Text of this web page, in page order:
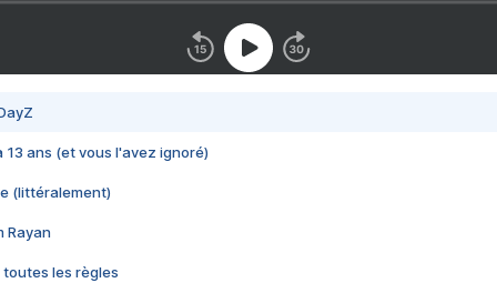
13 ans (et vous l'avez ignoré)
(littéralement)
Rayan
toutes les règles